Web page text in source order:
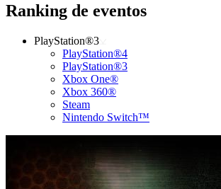
Ranking de eventos
PlayStation®3
PlayStation®4
PlayStation®3
Xbox One®
Xbox 360®
Steam
Nintendo Switch™